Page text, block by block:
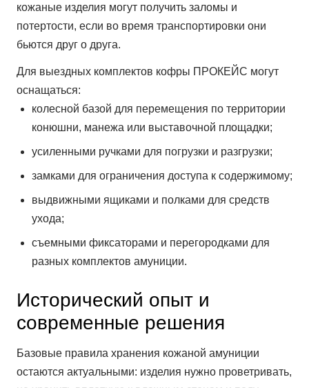
кожаные изделия могут получить заломы и
потертости, если во время транспортировки они
бьются друг о друга.
Для выездных комплектов кофры ПРОКЕЙС могут
оснащаться:
колесной базой для перемещения по территории
конюшни, манежа или выставочной площадки;
усиленными ручками для погрузки и разгрузки;
замками для ограничения доступа к содержимому;
выдвижными ящиками и полками для средств
ухода;
съемными фиксаторами и перегородками для
разных комплектов амуниции.
Исторический опыт и
современные решения
Базовые правила хранения кожаной амуниции
остаются актуальными: изделия нужно проветривать,